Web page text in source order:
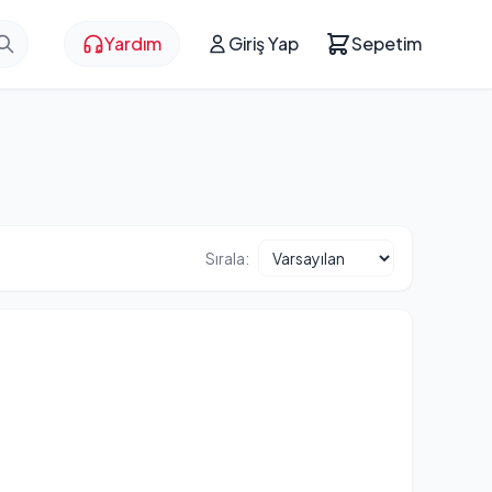
Yardım Giriş Yap Sepetim
Sırala: